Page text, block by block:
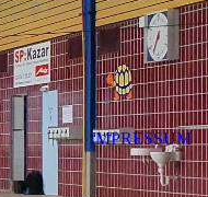
IMPRESSUM